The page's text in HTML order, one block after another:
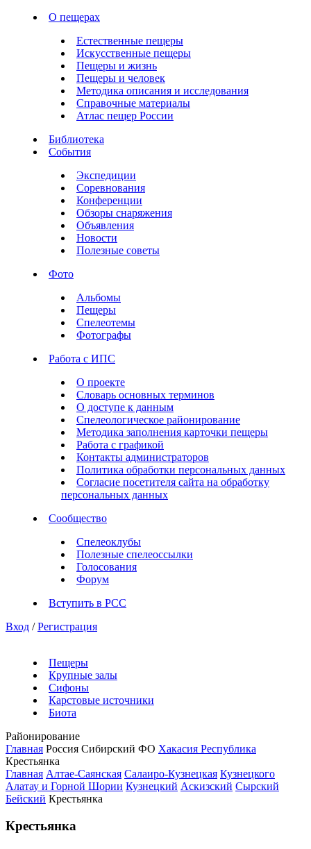
О пещерах
Естественные пещеры
Искусственные пещеры
Пещеры и жизнь
Пещеры и человек
Методика описания и исследования
Справочные материалы
Атлас пещер России
Библиотека
События
Экспедиции
Соревнования
Конференции
Обзоры снаряжения
Объявления
Новости
Полезные советы
Фото
Альбомы
Пещеры
Спелеотемы
Фотографы
Работа с ИПС
О проекте
Словарь основных терминов
О доступе к данным
Спелеологическое районирование
Методика заполнения карточки пещеры
Работа с графикой
Контакты администраторов
Политика обработки персональных данных
Согласие посетителя сайта на обработку
персональных данных
Сообщество
Спелеоклубы
Полезные спелеоссылки
Голосования
Форум
Вступить в РСС
Вход / Регистрация
Пещеры
Крупные залы
Сифоны
Карстовые источники
Биота
Районирование
Главная Россия Сибирский ФО Хакасия Республика
Крестьянка
Главная Алтае-Саянская Салаиро-Кузнецкая Кузнецкого
Алатау и Горной Шории Кузнецкий Аскизский Сырский
Бейский Крестьянка
Крестьянка